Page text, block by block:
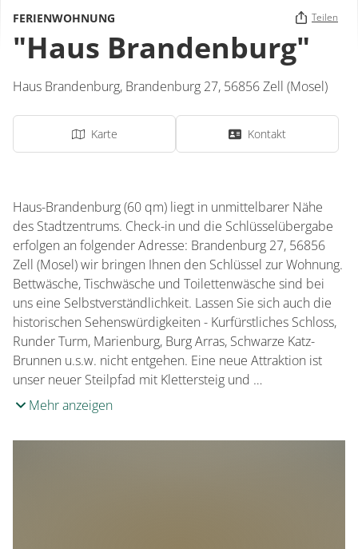
FERIENWOHNUNG Teilen
"Haus Brandenburg"
Haus Brandenburg, Brandenburg 27, 56856Zell (Mosel)
Karte Kontakt
Haus-Brandenburg (60 qm) liegt in unmittelbarer Nähe
des Stadtzentrums. Check-in und die Schlüsselübergabe
erfolgen an folgender Adresse: Brandenburg 27, 56856
Zell (Mosel) wir bringen Ihnen den Schlüssel zur Wohnung.
Bettwäsche, Tischwäsche und Toilettenwäsche sind bei
uns eine Selbstverständlichkeit. Lassen Sie sich auch die
historischen Sehenswürdigkeiten - Kurfürstliches Schloss,
Runder Turm, Marienburg, Burg Arras, Schwarze Katz-
Brunnen u.s.w. nicht entgehen. Eine neue Attraktion ist
unser neuer Steilpfad mit Klettersteig und …
Mehr anzeigen